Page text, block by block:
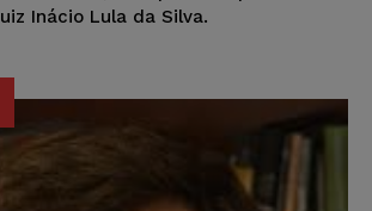
Inácio Lula da Silva.